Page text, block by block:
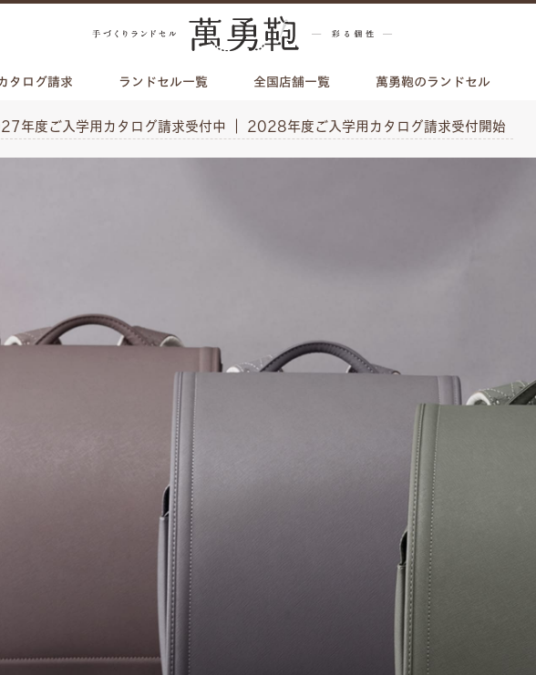
タログ請求 ランドセル一覧 全国店舗一覧 萬勇鞄のランドセル
年度ご入学用カタログ請求受付中 ｜ 2028年度ご入学用カタログ請求受付開始